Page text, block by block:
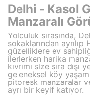
Delhi - Kasol
Manzaralı
Yolculuk sırasında,
sokaklarından ayrılıp
güzelliklere ev
ilerlerken harika
kıvrımı size sıra
geleneksel köy
pitoresk manzaralar
ayrı bir keyif katıyor.